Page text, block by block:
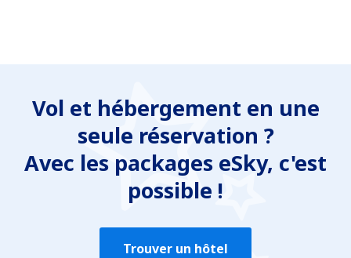
Vol et hébergement en une
seule réservation ?
Avec les packages eSky, c'est
possible !
Trouver un hôtel